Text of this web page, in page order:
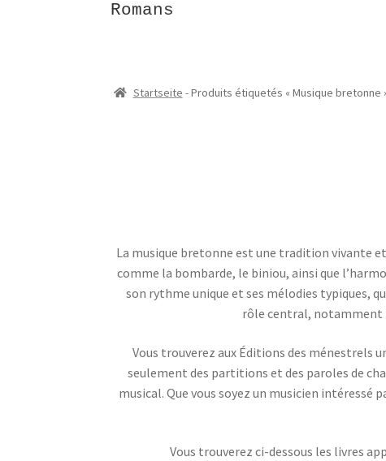
Romans
Startseite -Produits étiquetés « Musique bretonne
La musique bretonne est une tradition vivante
comme la bombarde, le biniou, ainsi que
son rythme unique et ses mélodies typiques,
rôle central, notamment
Vous trouverez aux Éditions des ménestrels
seulement des partitions et des paroles de
musical. Que vous soyez un musicien
Vous trouverez ci-dessous les livres